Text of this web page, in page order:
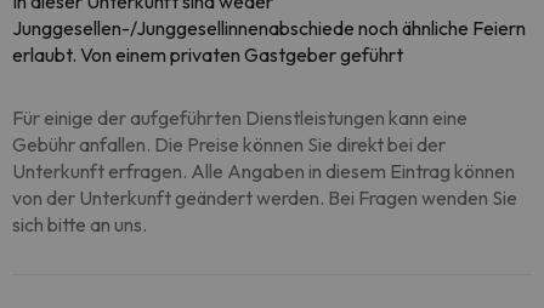
Junggesellen-/Junggesellinnenabschiede noch ähnliche Feiern
erlaubt. Von einem privaten Gastgeber geführt
Für einige der aufgeführten Dienstleistungen kann eine
Gebühr anfallen. Die Preise können Sie direkt bei der
Unterkunft erfragen. Alle Angaben in diesem Eintrag können
von der Unterkunft geändert werden. Bei Fragen wenden Sie
sich bitte an uns.